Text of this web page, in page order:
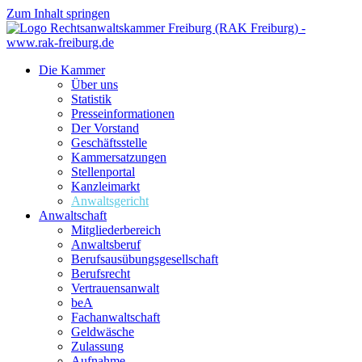
Zum Inhalt springen
Die Kammer
Über uns
Statistik
Presseinformationen
Der Vorstand
Geschäftsstelle
Kammersatzungen
Stellenportal
Kanzleimarkt
Anwaltsgericht
Anwaltschaft
Mitgliederbereich
Anwaltsberuf
Berufsausübungs­gesellschaft
Berufsrecht
Vertrauensanwalt
beA
Fachanwaltschaft
Geldwäsche
Zulassung